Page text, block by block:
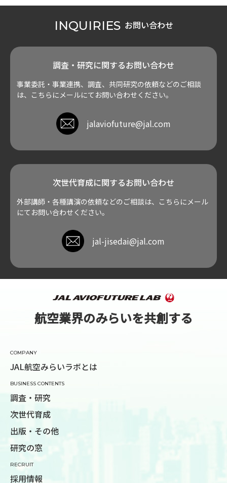
INQUIRIES お問い合わせ
調査・研究に関するお問い合わせ
事業委託・事業連携、調査、共同研究の依頼などのご相談
は、こちらにメールにてお問い合わせください。
jalaviofuture@jal.com
次世代育成に関するお問い合わせ
外部講師・各種講演の依頼などのご相談は、こちらにメール
にてお問い合わせください。
jal-jisedai@jal.com
航空業界のみらいを共創する
COMPANY
JAL航空みらいラボとは
BUSINESS CONTENTS
調査・研究
次世代育成
出版・その他
研究の窓
RECRUIT
採用情報